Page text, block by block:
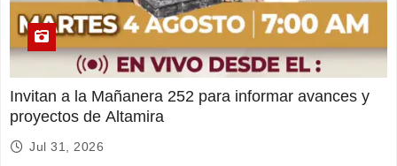
Invitan a la Mañanera 252 para informar avances y
proyectos de Altamira
Jul 31, 2026